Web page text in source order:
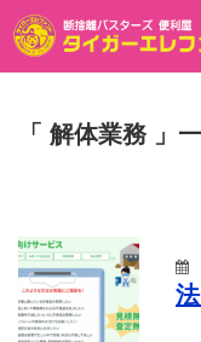
「 解体業務 」